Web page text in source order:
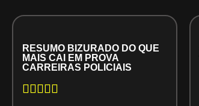
RESUMO BIZURADO DO QUE
MAIS CAI EM PROVA
CARREIRAS POLICIAIS